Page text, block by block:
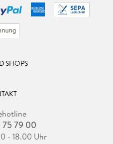
SHOPS
79 00
- 18.00 Uhr